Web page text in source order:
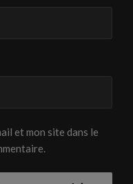
et mon site dans le